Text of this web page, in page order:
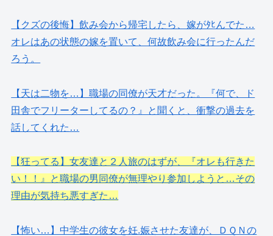
【クズの後悔】飲み会から帰宅したら、嫁がﾀﾋんでた…
オレはあの状態の嫁を置いて、何故飲み会に行ったんだ
ろう。
【天は二物を…】職場の同僚が天才だった。『何で、ド
田舎でフリーターしてるの？』と聞くと、衝撃の過去を
話してくれた…
【狂ってる】女友達と２人旅のはずが、『オレも行きた
い！！』と職場の男同僚が無理やり参加しようと…その
理由が気持ち悪すぎた…
【怖い…】中学生の彼女を妊.娠させた友達が、ＤＱＮの